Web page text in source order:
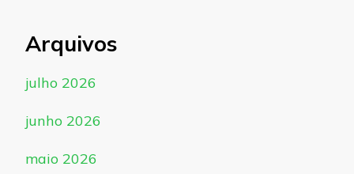
Arquivos
julho 2026
junho 2026
maio 2026